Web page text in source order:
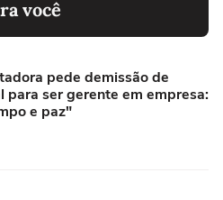
você
pede demissão de
para ser gerente em empresa:
e paz"